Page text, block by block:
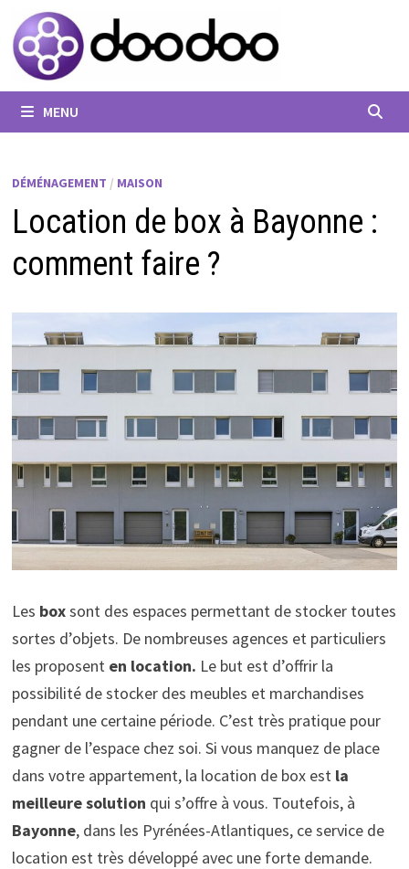
Passer
au
contenu
MENU
DÉMÉNAGEMENT / MAISON
Location de box à Bayonne :
comment faire ?
Les boxsont des espaces permettant de stocker toutes
sortes d’objets. De nombreuses agences et particuliers
les proposent en location. Le but est d’offrir la
possibilité de stocker des meubles et marchandises
pendant une certaine période. C’est très pratique pour
gagner de l’espace chez soi. Si vous manquez de place
dans votre appartement, la location de box est la
meilleure solution qui s’offre à vous. Toutefois, à
Bayonne, dans les Pyrénées-Atlantiques, ce service de
location est très développé avec une forte demande.